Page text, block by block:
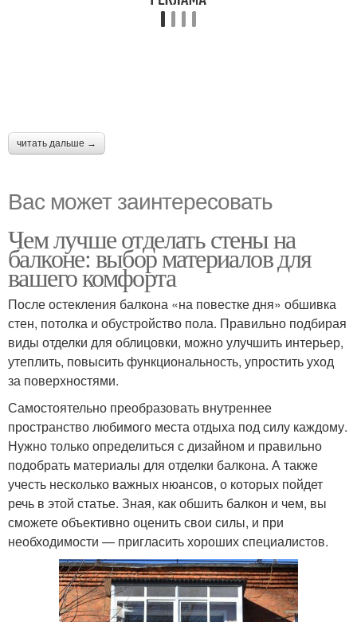
читать дальше →
Вас может заинтересовать
Чем лучше отделать стены на
балконе: выбор материалов для
вашего комфорта
После остекления балкона «на повестке дня» обшивка
стен, потолка и обустройство пола. Правильно подбирая
виды отделки для облицовки, можно улучшить интерьер,
утеплить, повысить функциональность, упростить уход
за поверхностями.
Самостоятельно преобразовать внутреннее
пространство любимого места отдыха под силу каждому.
Нужно только определиться с дизайном и правильно
подобрать материалы для отделки балкона. А также
учесть несколько важных нюансов, о которых пойдет
речь в этой статье. Зная, как обшить балкон и чем, вы
сможете объективно оценить свои силы, и при
необходимости — пригласить хороших специалистов.